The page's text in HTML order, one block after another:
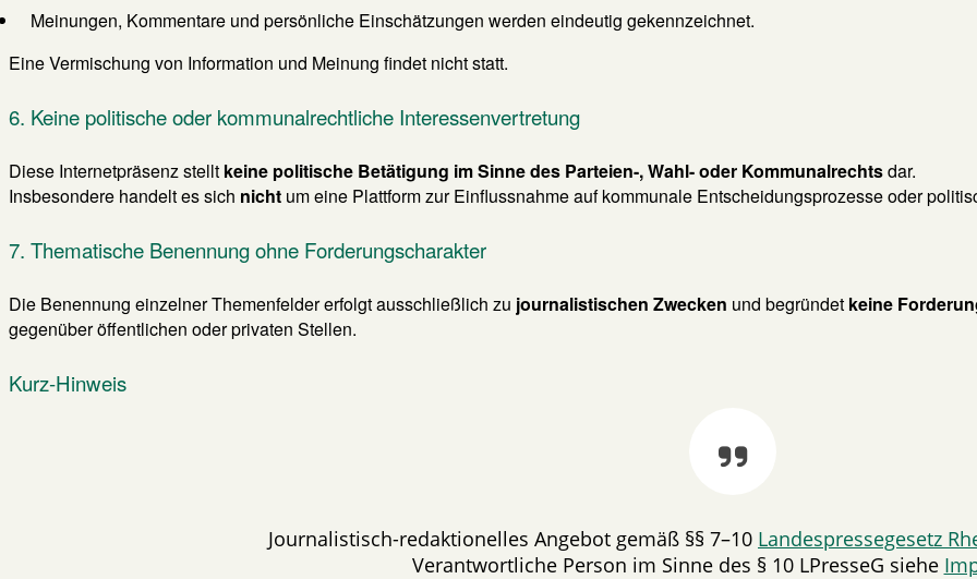
Meinungen, Kommentare und persönliche Einschätzungen werden eindeutig gekennzeichnet.
Eine Vermischung von Information und Meinung findet nicht statt.
6. Keine politische oder kommunalrechtliche Interessenvertretung
Diese Internetpräsenz stellt keine politische Betätigung im Sinne des Parteien-, Wahl- oder Kommunalrechtsdar.
Insbesondere handelt es sich nicht um eine Plattform zur Einflussnahme auf kommunale Entscheidungsprozesse oder
7. Thematische Benennung ohne Forderungscharakter
Die Benennung einzelner Themenfelder erfolgt ausschließlich zu journalistischen Zwecken und begründet keine
gegenüber öffentlichen oder privaten Stellen.
Kurz-Hinweis
Journalistisch-redaktionelles Angebot gemäß §§ 7–10 Landespressegesetz
Verantwortliche Person im Sinne des § 10 LPresseG siehe